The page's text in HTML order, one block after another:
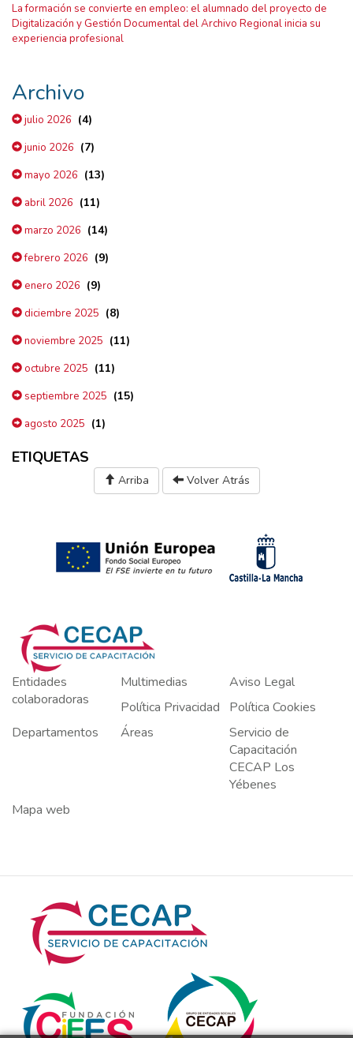
La formación se convierte en empleo: el alumnado del proyecto de
Digitalización y Gestión Documental del Archivo Regional inicia su
experiencia profesional
Archivo
julio 2026 (4)
junio 2026 (7)
mayo 2026 (13)
abril 2026 (11)
marzo 2026 (14)
febrero 2026 (9)
enero 2026 (9)
diciembre 2025 (8)
noviembre 2025 (11)
octubre 2025 (11)
septiembre 2025 (15)
agosto 2025 (1)
ETIQUETAS
Arriba Volver Atrás
Entidades
colaboradoras
Multimedias
Aviso Legal
Política Privacidad
Política Cookies
Departamentos
Áreas
Servicio de
Capacitación
CECAP Los
Yébenes
Mapa web